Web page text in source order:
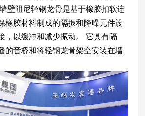
壁阻尼轻钢龙骨是基于橡胶扣软连
橡胶材料制成的隔振和降噪元件设
，以缓冲和减少振动。 它具有隔
的音桥和将轻钢龙骨架空安装在墙